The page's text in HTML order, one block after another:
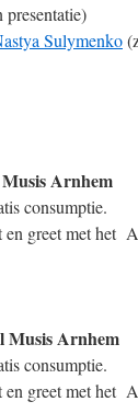
presentatie)
Sulymenko
Arnhem
consumptie.
en greet met het
Musis Arnhem
consumptie.
en greet met het